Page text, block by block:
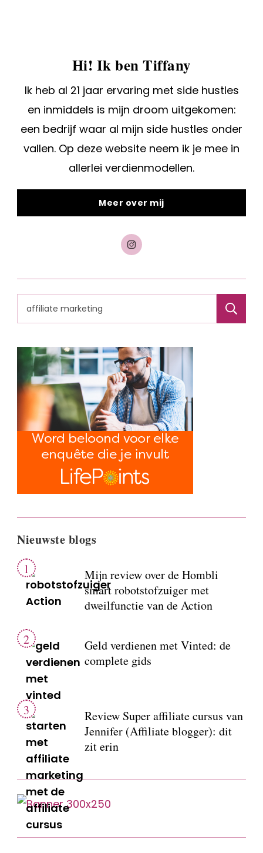
Hi! Ik ben Tiffany
Ik heb al 21 jaar ervaring met side hustles
en inmiddels is mijn droom uitgekomen:
een bedrijf waar al mijn side hustles onder
vallen. Op deze website neem ik je mee in
allerlei verdienmodellen.
Meer over mij
Search
for:
Nieuwste blogs
Mijn review over de Hombli
smart robotstofzuiger met
dweilfunctie van de Action
Geld verdienen met Vinted: de
complete gids
Review Super affiliate cursus van
Jennifer (Affiliate blogger): dit
zit erin